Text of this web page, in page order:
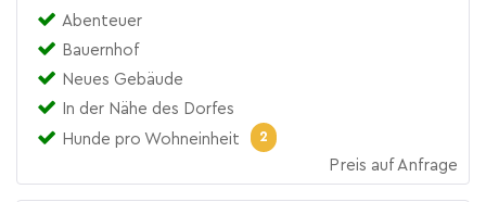
Abenteuer
Bauernhof
Neues Gebäude
In der Nähe des Dorfes
Hunde pro Wohneinheit
2
Preis auf Anfrage